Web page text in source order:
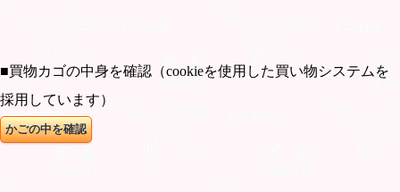
■買物カゴの中身を確認（cookieを使用した買い物システムを
採用しています）